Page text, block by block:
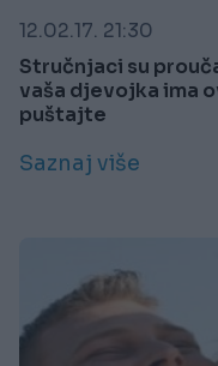
12.02.17. 21:30
Stručnjaci su
vaša djevojka ima
puštajte
Saznaj više